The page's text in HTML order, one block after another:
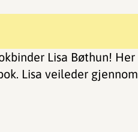
Lisa Bøthun! Her
Lisa veileder gjennom